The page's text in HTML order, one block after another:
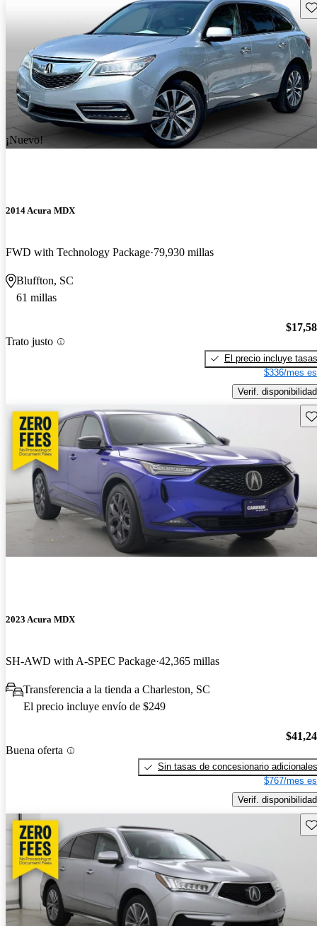
¡Nuevo!
2014 Acura MDX
FWD with Technology Package 79,930 millas
Bluffton, SC
61 millas
Trato justo
El precio incluye tasas
$336/mes
Verif. disponibilidad
2023 Acura MDX
SH-AWD with A-SPEC Package 42,365 millas
Transferencia a la tienda a Charleston, SC
El precio incluye envío de $249
Buena oferta
Sin tasas de concesionario adicionales
$767/mes
Verif. disponibilidad